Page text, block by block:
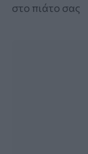
στο πιάτο σας